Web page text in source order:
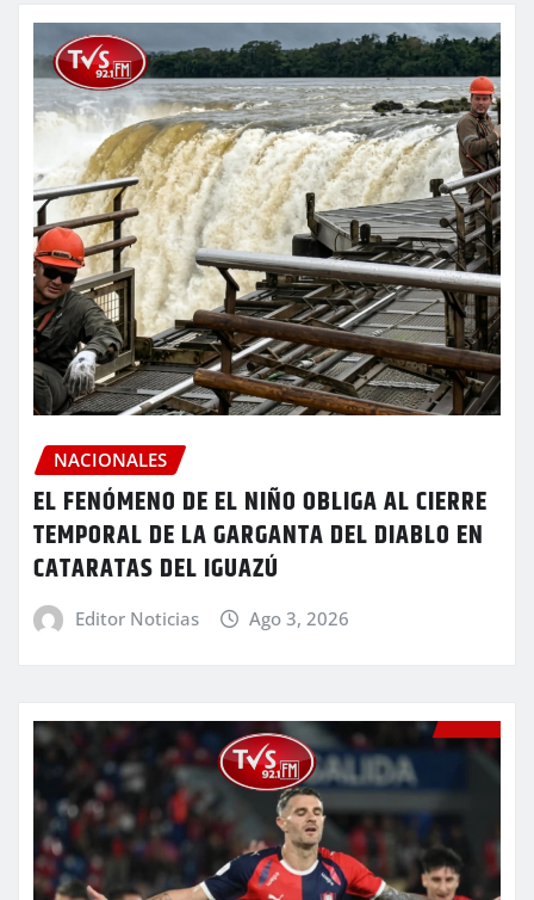
NACIONALES
EL FENÓMENO DE EL NIÑO OBLIGA AL CIERRE
TEMPORAL DE LA GARGANTA DEL DIABLO EN
CATARATAS DEL IGUAZÚ
Editor Noticias Ago 3, 2026